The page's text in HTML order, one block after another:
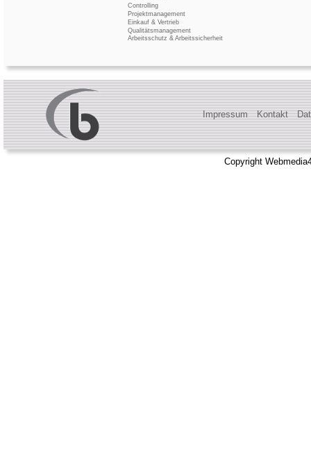
Controlling
Projektmanagement
Einkauf & Vertrieb
Qualitätsmanagement
Arbeitsschutz & Arbeitssicherheit
Impressum Kontakt
Copyright